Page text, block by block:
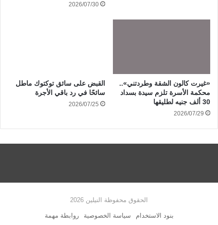
2026/07/30
«غيرت كالون الشقة وطردتني»..
محكمة الأسرة تلزم سيدة بسداد
30 ألف جنيه لطليقها
2026/07/29
القبض على سائق توكتوك ماطل
سائحًا في رد باقي الأجرة
2026/07/25
الحقوق محفوظة النيلين 2026
بنود الاستخدام سياسة الخصوصية روابطة مهمة